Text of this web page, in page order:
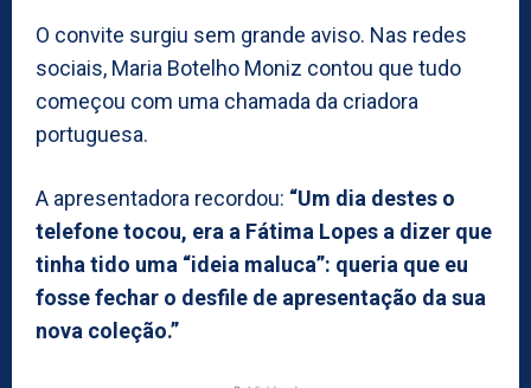
O convite surgiu sem grande aviso. Nas redes
sociais, Maria Botelho Moniz contou que tudo
começou com uma chamada da criadora
portuguesa.
A apresentadora recordou: “Um dia destes o
telefone tocou, era a Fátima Lopes a dizer que
tinha tido uma “ideia maluca”: queria que eu
fosse fechar o desfile de apresentação da sua
nova coleção.”